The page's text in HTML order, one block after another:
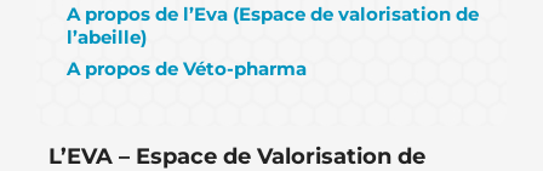
A propos de l’Eva (Espace de valorisation de
l’abeille)
A propos de Véto-pharma
L’EVA – Espace de Valorisation de